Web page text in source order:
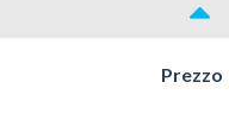
in caso di 3 o 4
a soffitto, telefono, tv,
Prezzo